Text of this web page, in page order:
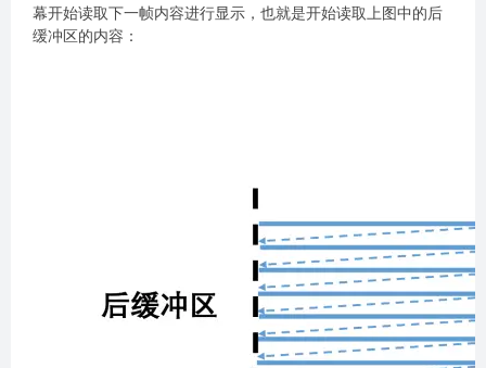
幕开始读取下一帧内容进行显示，也就是开始读取上图中的后
缓冲区的内容：